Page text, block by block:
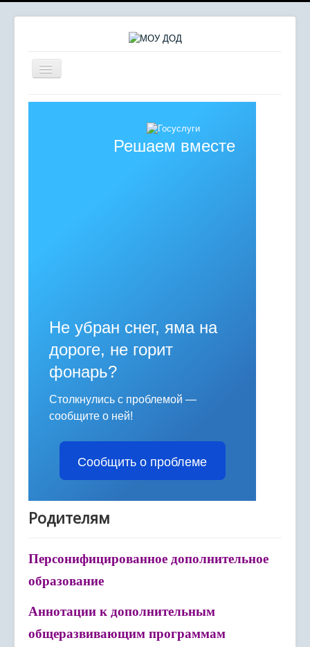
Включить/
выключить
Главная
Расписание занятий
Политика персональных данных
Персонифицированное дополнительное
Охрана труда
ГИС "Электронное образование"
Психолого-педагогическое сопровождение
Муниципальное задание
Профилактика вирусных заболеваний
Экостанция
Решаем вместе
Не убран снег, яма на
дороге, не горит
фонарь?
Столкнулись с проблемой —
сообщите о ней!
Сообщить о проблеме
Родителям
Персонифицированное дополнительное
образование
Аннотации к дополнительным
общеразвивающим программам